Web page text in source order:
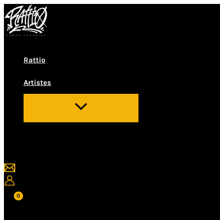
Vés
al
contingut
Rattio
Artistes